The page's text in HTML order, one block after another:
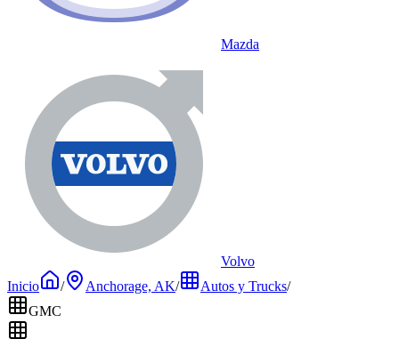
Mazda
Volvo
Inicio
/ Anchorage, AK/ Autos y Trucks/
GMC